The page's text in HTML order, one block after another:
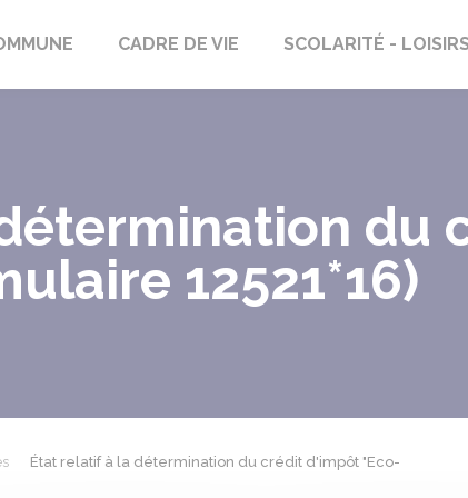
GeorgesCADRE DE VIE SCOLARITÉ -
du
12521*16)
État relatif à la détermination du crédit d'impôt "Eco-